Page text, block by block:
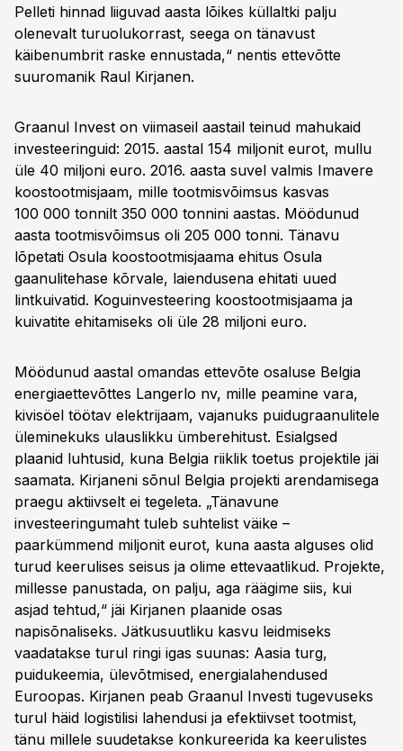
Pelleti hinnad liiguvad aasta lõikes küllaltki palju
olenevalt turuolukorrast, seega on tänavust
käibenumbrit raske ennustada,“ nentis ettevõtte
suuromanik Raul Kirjanen.
Graanul Invest on viimaseil aastail teinud mahukaid
investeeringuid: 2015. aastal 154 miljonit eurot, mullu
üle 40 miljoni euro. 2016. aasta suvel valmis Imavere
koostootmisjaam, mille tootmisvõimsus kasvas
100 000 tonnilt 350 000 tonnini aastas. Möödunud
aasta tootmisvõimsus oli 205 000 tonni. Tänavu
lõpetati Osula koostootmisjaama ehitus Osula
gaanulitehase kõrvale, laiendusena ehitati uued
lintkuivatid. Koguinvesteering koostootmisjaama ja
kuivatite ehitamiseks oli üle 28 miljoni euro.
Möödunud aastal omandas ettevõte osaluse Belgia
energiaettevõttes Langerlo nv, mille peamine vara,
kivisöel töötav elektrijaam, vajanuks puidugraanulitele
üleminekuks ulauslikku ümberehitust. Esialgsed
plaanid luhtusid, kuna Belgia riiklik toetus projektile jäi
saamata. Kirjaneni sõnul Belgia projekti arendamisega
praegu aktiivselt ei tegeleta. „Tänavune
investeeringumaht tuleb suhtelist väike –
paarkümmend miljonit eurot, kuna aasta alguses olid
turud keerulises seisus ja olime ettevaatlikud. Projekte,
millesse panustada, on palju, aga räägime siis, kui
asjad tehtud,“ jäi Kirjanen plaanide osas
napisõnaliseks. Jätkusuutliku kasvu leidmiseks
vaadatakse turul ringi igas suunas: Aasia turg,
puidukeemia, ülevõtmised, energialahendused
Euroopas. Kirjanen peab Graanul Investi tugevuseks
turul häid logistilisi lahendusi ja efektiivset tootmist,
tänu millele suudetakse konkureerida ka keerulistes